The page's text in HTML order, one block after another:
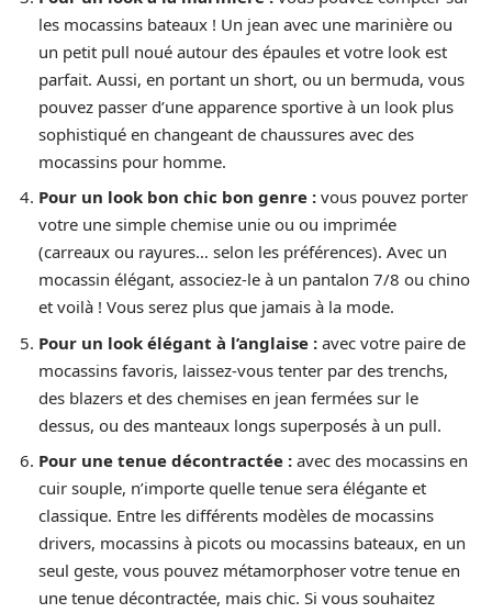
les mocassins bateaux ! Un jean avec une marinière ou
un petit pull noué autour des épaules et votre look est
parfait. Aussi, en portant un short, ou un bermuda, vous
pouvez passer d’une apparence sportive à un look plus
sophistiqué en changeant de chaussures avec des
mocassins pour homme.
Pour un look bon chic bon genre : vous pouvez porter
votre une simple chemise unie ou ou imprimée
(carreaux ou rayures… selon les préférences). Avec un
mocassin élégant, associez-le à un pantalon 7/8 ou chino
et voilà ! Vous serez plus que jamais à la mode.
Pour un look élégant à l’anglaise : avec votre paire de
mocassins favoris, laissez-vous tenter par des trenchs,
des blazers et des chemises en jean fermées sur le
dessus, ou des manteaux longs superposés à un pull.
Pour une tenue décontractée : avec des mocassins en
cuir souple, n’importe quelle tenue sera élégante et
classique. Entre les différents modèles de mocassins
drivers, mocassins à picots ou mocassins bateaux, en un
seul geste, vous pouvez métamorphoser votre tenue en
une tenue décontractée, mais chic. Si vous souhaitez